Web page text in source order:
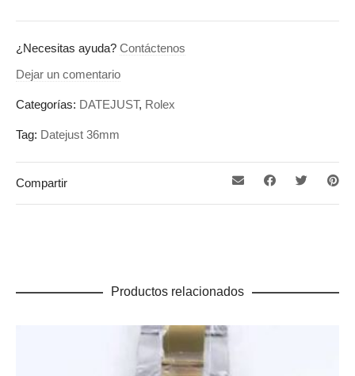
¿Necesitas ayuda? Contáctenos
Dejar un comentario
Categorías: DATEJUST, Rolex
Tag: Datejust 36mm
Compartir
Productos relacionados